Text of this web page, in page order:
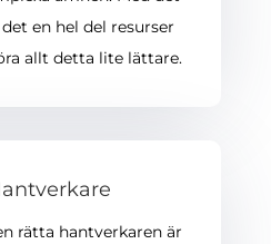
en hel del resurser
allt detta lite lättare.
rätta hantverkaren är